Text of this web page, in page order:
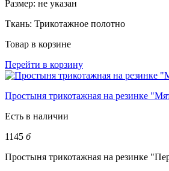
Размер: не указан
Ткань: Трикотажное полотно
Товар в корзине
Перейти в корзину
Простыня трикотажная на резинке
Есть в наличии
1145 б
Простыня трикотажная на резинке